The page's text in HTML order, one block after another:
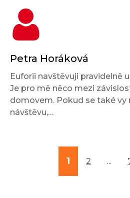
Petra Horáková
Euforii navštěvuji pravidelně
Je pro mě něco mezi
domovem. Pokud se také vy
návštěvu,…
1 2 ...